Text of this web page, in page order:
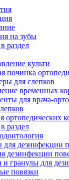
на зубы
раздел
культи
починка
для слепков
временных
для врача-
ортопедических
раздел
для дезинфекции
дезинфекции
и гранулы для
повязки